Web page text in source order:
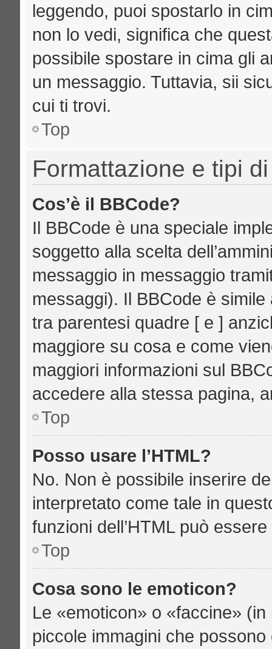
leggendo, puoi spostarlo in
non lo vedi, significa che
possibile spostare in cima gli
un messaggio. Tuttavia, sii
cui ti trovi.
Top
Formattazione e tipi
Cos’è il BBCode?
Il BBCode è una speciale
soggetto alla scelta
messaggio in messaggio
messaggi). Il BBCode è
tra parentesi quadre [ e ]
maggiore su cosa e come
maggiori informazioni sul
accedere alla stessa pagina,
Top
Posso usare l’HTML?
No. Non è possibile inserire
interpretato come tale in
funzioni dell’HTML può
Top
Cosa sono le emoticon?
Le «emoticon» o «faccine»
piccole immagini che